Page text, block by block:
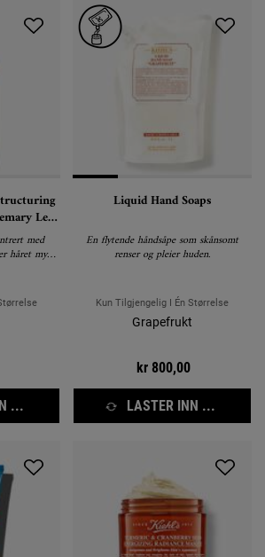
Leaf
med
håret mykt
...
Liquid Hand Soaps
En flytende håndsåpe som skånsomt
renser og pleier huden.
Kun Tilgjengelig I Én Størrelse
Grapefrukt
kr 800,00
LASTER INN ...